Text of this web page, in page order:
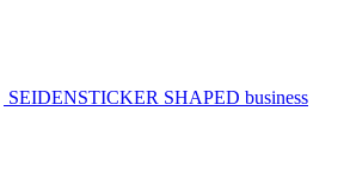
SEIDENSTICKER SHAPED business